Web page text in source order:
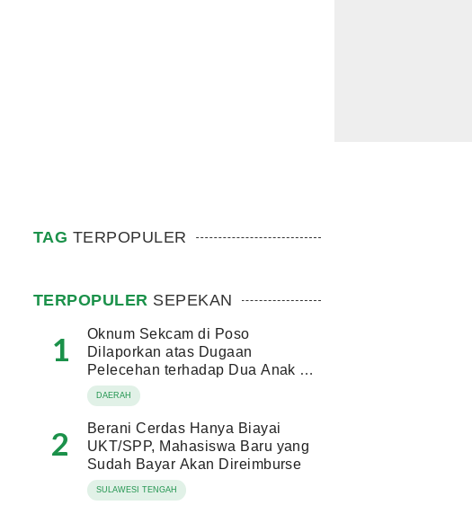
TAG TERPOPULER
TERPOPULER SEPEKAN
1
Oknum Sekcam di Poso
Dilaporkan atas Dugaan
Pelecehan terhadap Dua Anak di
Bawah Umur
DAERAH
2
Berani Cerdas Hanya Biayai
UKT/SPP, Mahasiswa Baru yang
Sudah Bayar Akan Direimburse
SULAWESI TENGAH